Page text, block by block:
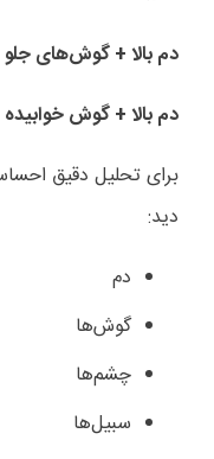
دم بالا + گوش‌های
دم بالا + گوش
برای تحلیل دقیق
دید:
دم
گوش‌ها
چشم‌ها
سبیل‌ها